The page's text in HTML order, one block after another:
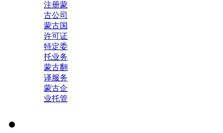
注册蒙
古公司
蒙古国
许可证
特定委
托业务
蒙古翻
译服务
蒙古企
业托管